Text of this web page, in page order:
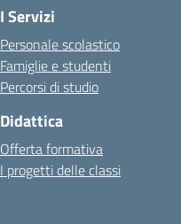
I Servizi
Personale scolastico
Famiglie e studenti
Percorsi di studio
Didattica
Offerta formativa
I progetti delle classi